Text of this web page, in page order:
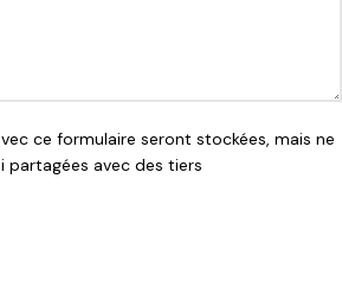
ce formulaire seront stockées, mais ne
partagées avec des tiers